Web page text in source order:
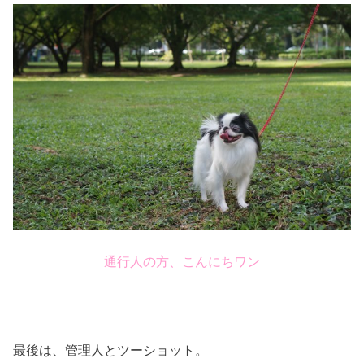
通行人の方、こんにちワン
最後は、管理人とツーショット。